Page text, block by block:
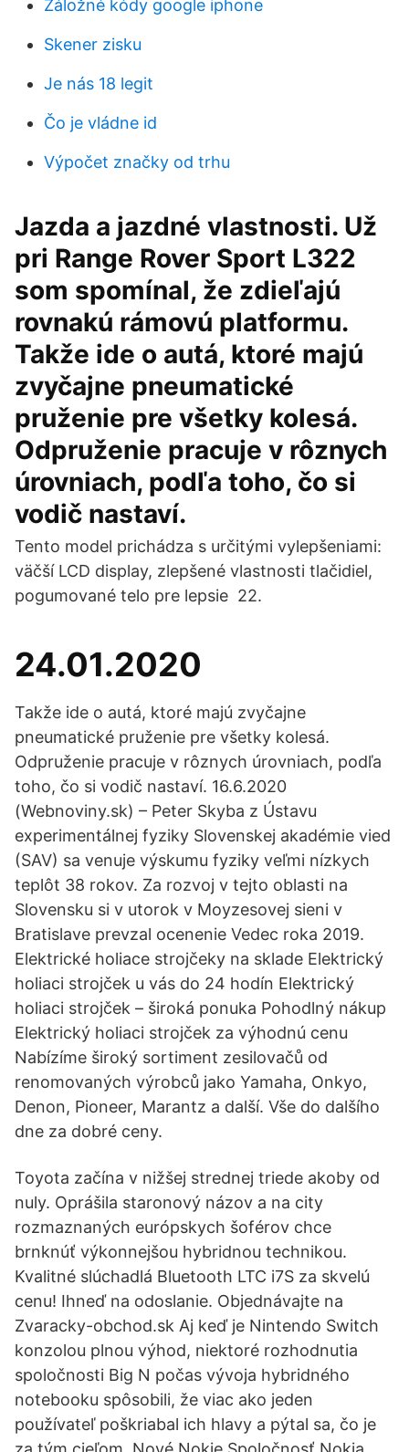
Záložné kódy google iphone
Skener zisku
Je nás 18 legit
Čo je vládne id
Výpočet značky od trhu
Jazda a jazdné vlastnosti. Už
pri Range Rover Sport L322
som spomínal, že zdieľajú
rovnakú rámovú platformu.
Takže ide o autá, ktoré majú
zvyčajne pneumatické
pruženie pre všetky kolesá.
Odpruženie pracuje v rôznych
úrovniach, podľa toho, čo si
vodič nastaví.
Tento model prichádza s určitými vylepšeniami:
väčší LCD display, zlepšené vlastnosti tlačidiel,
pogumované telo pre lepsie 22.
24.01.2020
Takže ide o autá, ktoré majú zvyčajne
pneumatické pruženie pre všetky kolesá.
Odpruženie pracuje v rôznych úrovniach, podľa
toho, čo si vodič nastaví. 16.6.2020
(Webnoviny.sk) – Peter Skyba z Ústavu
experimentálnej fyziky Slovenskej akadémie vied
(SAV) sa venuje výskumu fyziky veľmi nízkych
teplôt 38 rokov. Za rozvoj v tejto oblasti na
Slovensku si v utorok v Moyzesovej sieni v
Bratislave prevzal ocenenie Vedec roka 2019.
Elektrické holiace strojčeky na sklade Elektrický
holiaci strojček u vás do 24 hodín Elektrický
holiaci strojček – široká ponuka Pohodlný nákup
Elektrický holiaci strojček za výhodnú cenu
Nabízíme široký sortiment zesilovačů od
renomovaných výrobců jako Yamaha, Onkyo,
Denon, Pioneer, Marantz a další. Vše do dalšího
dne za dobré ceny.
Toyota začína v nižšej strednej triede akoby od
nuly. Oprášila staronový názov a na city
rozmaznaných európskych šoférov chce
brnknúť výkonnejšou hybridnou technikou.
Kvalitné slúchadlá Bluetooth LTC i7S za skvelú
cenu! Ihneď na odoslanie. Objednávajte na
Zvaracky-obchod.sk Aj keď je Nintendo Switch
konzolou plnou výhod, niektoré rozhodnutia
spoločnosti Big N počas vývoja hybridného
notebooku spôsobili, že viac ako jeden
používateľ poškriabal ich hlavy a pýtal sa, čo je